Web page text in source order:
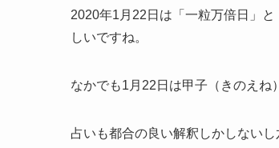
2020年1月22日は「一粒万倍日」
しいですね。
なかでも1月22日は甲子（きのえ
占いも都合の良い解釈しかしない